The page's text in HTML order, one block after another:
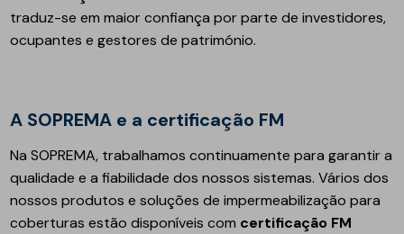
traduz-se em maior confiança por parte de investidores,
ocupantes e gestores de património.
A SOPREMA e a certificação FM
Na SOPREMA, trabalhamos continuamente para garantir a
qualidade e a fiabilidade dos nossos sistemas. Vários dos
nossos produtos e soluções de impermeabilização para
coberturas estão disponíveis com certificação FM